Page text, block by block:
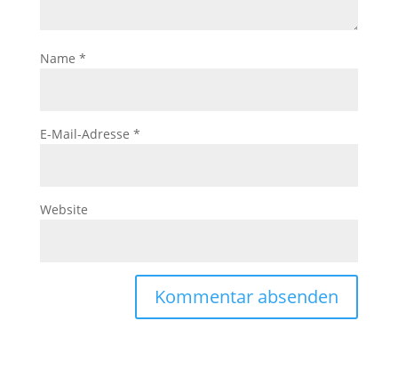
Name *
E-Mail-Adresse *
Website